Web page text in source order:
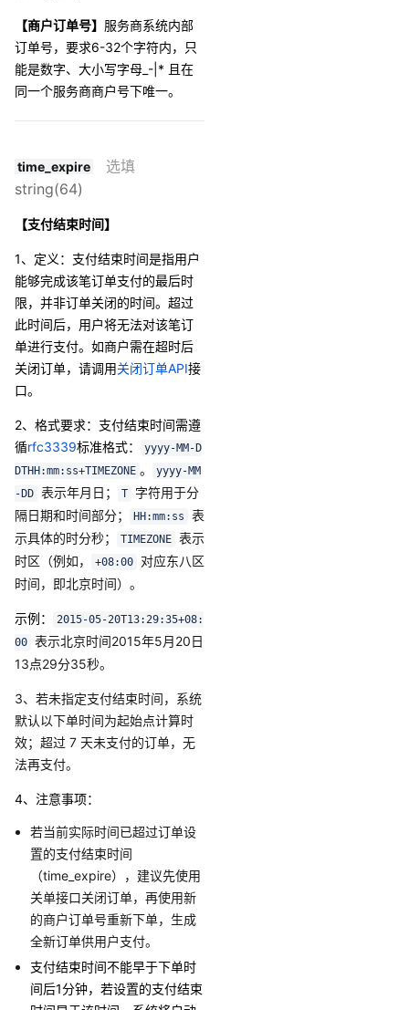
【商户订单号】 服务商系统内部
订单号，要求6-32个字符内，只
能是数字、大小写字母_-|* 且在
同一个服务商商户号下唯一。
time_expire
选填
string(64)
【支付结束时间】
1、定义：支付结束时间是指用户
能够完成该笔订单支付的最后时
限，并非订单关闭的时间。超过
此时间后，用户将无法对该笔订
单进行支付。如商户需在超时后
关闭订单，请调用关闭订单API接
口。
2、格式要求：支付结束时间需遵
循rfc3339标准格式：
yyyy-MM-D
DTHH:mm:ss+TIMEZONE 。
yyyy-MM
-DD 表示年月日； T
字符用于分
隔日期和时间部分；
HH:mm:ss
表
示具体的时分秒；
TIMEZONE 表示
时区（例如，
+08:00
对应东八区
时间，即北京时间）。
示例：
2015-05-20T13:29:35+08:
00 表示北京时间2015年5月20日
13点29分35秒。
3、若未指定支付结束时间，系统
默认以下单时间为起始点计算时
效；超过 7 天未支付的订单，无
法再支付。
4、注意事项：
若当前实际时间已超过订单设
置的支付结束时间
（time_expire），建议先使用
关单接口关闭订单，再使用新
的商户订单号重新下单，生成
全新订单供用户支付。
支付结束时间不能早于下单时
间后1分钟，若设置的支付结束